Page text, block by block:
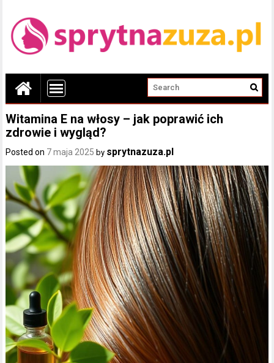
Witamina E na włosy – jak poprawić ich
zdrowie i wygląd?
Posted on 7 maja 2025 by sprytnazuza.pl